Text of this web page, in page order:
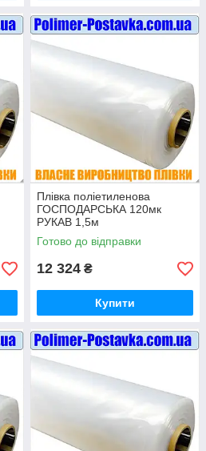
Плівка поліетиленова
ГОСПОДАРСЬКА 120мк
РУКАВ 1,5м
(3х100м=300кв.м)
Готово до відправки
12 324 ₴
Купити